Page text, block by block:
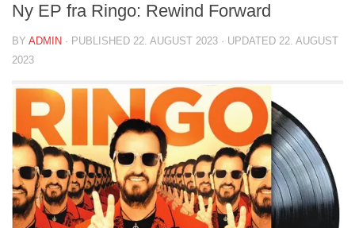
Ny EP fra Ringo: Rewind Forward
BY ADMIN · PUBLISHED 22. AUGUST 2023 · UPDATED 22. AUGUST
2023